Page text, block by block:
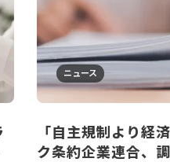
ニュース
「自主規制より経
ク条約企業連合、